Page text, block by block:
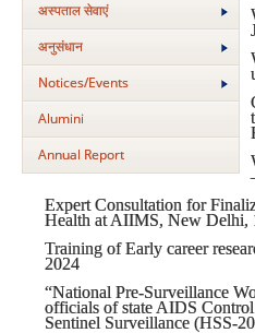
अस्‍पताल सेवाएं
अनुसंधान
Notices/Events
Alumini
Annual Report
Expert Consultation for
Health at AIIMS, New Delhi,
Training of Early career
2024
“National Pre-Surveillance
officials of state AIDS
Sentinel Surveillance (HSS-